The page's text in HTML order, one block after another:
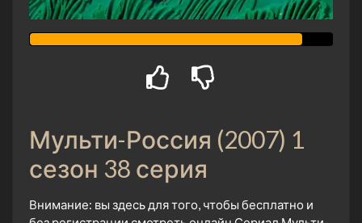
Мульти-Россия (2007) 1
сезон 38 серия
Внимание: вы здесь для того, чтобы бесплатно и